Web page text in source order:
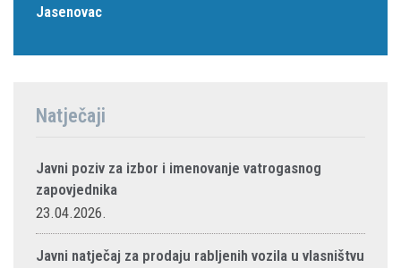
Jasenovac
Natječaji
Javni poziv za izbor i imenovanje vatrogasnog
zapovjednika
23.04.2026.
Javni natječaj za prodaju rabljenih vozila u vlasništvu